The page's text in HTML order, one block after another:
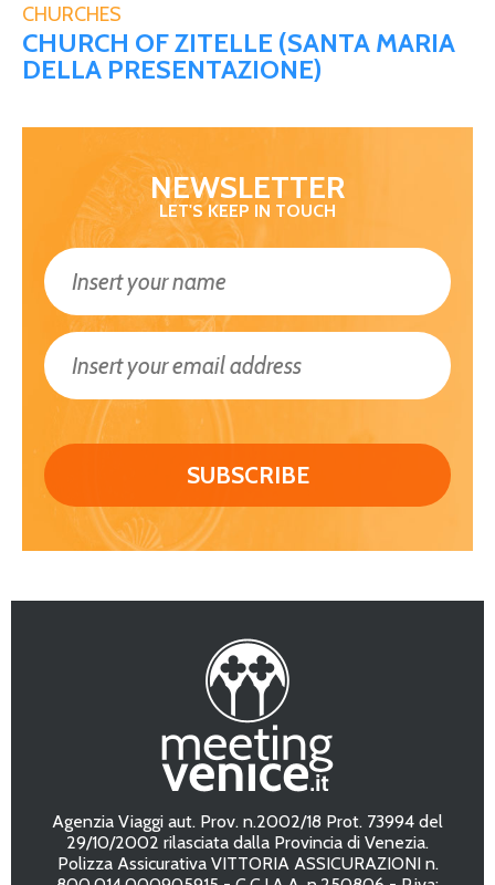
CHURCHES
CHURCH OF ZITELLE (SANTA MARIA
DELLA PRESENTAZIONE)
NEWSLETTER
LET'S KEEP IN TOUCH
Agenzia Viaggi aut. Prov. n.2002/18 Prot. 73994 del
29/10/2002 rilasciata dalla Provincia di Venezia.
Polizza Assicurativa VITTORIA ASSICURAZIONI n.